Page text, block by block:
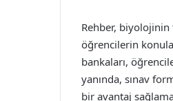
Rehber, biyolojinin
öğrencilerin
bankaları,
yanında, sınav
bir avantaj